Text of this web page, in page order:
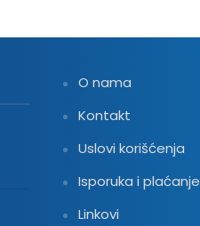
O nama
Kontakt
Uslovi korišćenja
Isporuka i plaćanje
Linkovi